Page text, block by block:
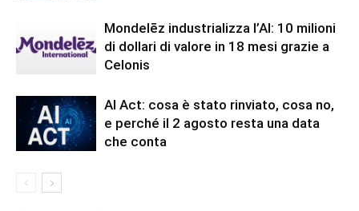
Mondelēz industrializza l’AI: 10 milioni
di dollari di valore in 18 mesi grazie a
Celonis
AI Act: cosa è stato rinviato, cosa no,
e perché il 2 agosto resta una data
che conta